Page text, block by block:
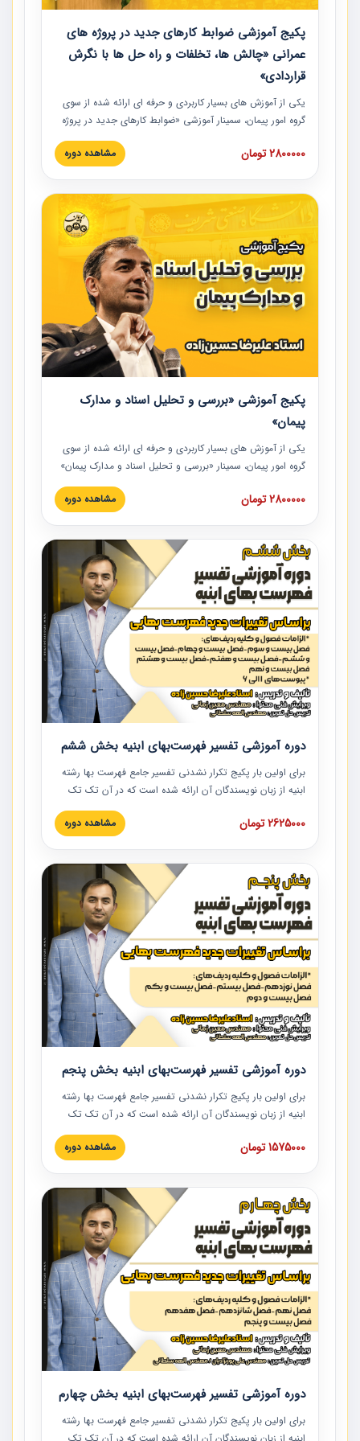
پکیج آموزشی ضوابط کارهای جدید در پروژه های
عمرانی «چالش ها، تخلفات و راه حل ها با نگرش
قراردادی»
یکی از آموزش‏‏‏‏‏‏ های بسیار کاربردی و حرفه‏ ای ارائه شده از سوی
گروه امور پیمان، سمینار آموزشی «ضوابط کارهای جدید در پروژه
های عمرانی» چالش ها، تخلفات و راه حل ها با نگرش قراردادی
است که در محل سندیکای شرکت های ساختمانی کشور ارائه شد.
مدارک پیمان به همراه تجربیات عملی ارائه شده است.
2800000 تومان مشاهده دوره
پکیج آموزشی «بررسی و تحلیل اسناد و مدارک
پیمان»
یکی از آموزش‏‏‏‏‏‏ های بسیار کاربردی و حرفه‏ ای ارائه شده از سوی
گروه امور پیمان، سمینار «بررسی و تحلیل اسناد و مدارک پیمان»
است که در دانشگاه صنعتی شریف ارائه شد. در این آموزش
نکات کلیدی مربوط به اسناد و مدارک پیمان، اولویت بندی اسناد
پیمان به همراه تجربیات عملی در این خصوص ارائه شده است.
2800000 تومان مشاهده دوره
دوره آموزشی تفسیر فهرست‌بهای ابنیه بخش ششم
برای اولین بار پکیج تکرار نشدنی تفسیر جامع فهرست بها رشته
ابنیه از زبان نویسندگان آن ارائه شده است که در آن تک تک
ردیف ها و مطالب فهرست بها تفسیر و ارائه شده است. این
دوره به صورت کامل تصویری بوده و به همراه تصاویر عملیات
دوره با کلام مهندس علیرضاحسین‌زاده مدیر پروژه مهندسی
مشاور در امر بازنگری فهرست بها رشته ابنیه ارائه شده و به تمام
همکارانی که در حوزه صنعت ساخت در حال فعالیت هستند حتما
توصیه می کنیم از مطالب این دوره استفاده نمایند.
2625000 تومان مشاهده دوره
دوره آموزشی تفسیر فهرست‌بهای ابنیه بخش پنجم
برای اولین بار پکیج تکرار نشدنی تفسیر جامع فهرست بها رشته
ابنیه از زبان نویسندگان آن ارائه شده است که در آن تک تک
ردیف ها و مطالب فهرست بها تفسیر و ارائه شده است. این
دوره به صورت کامل تصویری بوده و به همراه تصاویر عملیات
دوره با کلام مهندس علیرضاحسین‌زاده مدیر پروژه مهندسی
مشاور در امر بازنگری فهرست بها رشته ابنیه ارائه شده و به تمام
همکارانی که در حوزه صنعت ساخت در حال فعالیت هستند حتما
توصیه می کنیم از مطالب این دوره استفاده نمایند.
1575000 تومان مشاهده دوره
دوره آموزشی تفسیر فهرست‌بهای ابنیه بخش چهارم
برای اولین بار پکیج تکرار نشدنی تفسیر جامع فهرست بها رشته